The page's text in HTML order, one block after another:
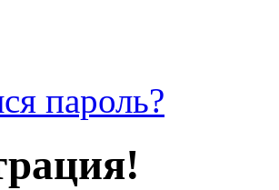
пароль?